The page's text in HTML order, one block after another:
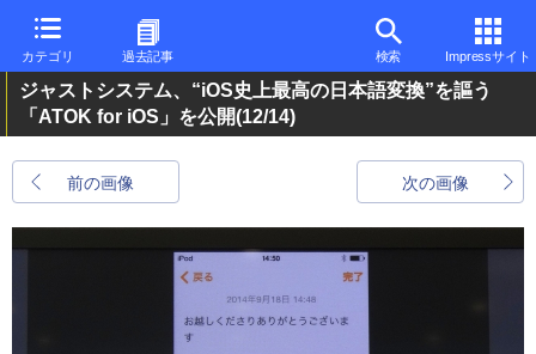
カテゴリ 過去記事 検索 Impressサイト
ジャストシステム、“iOS史上最高の日本語変換”を謳う
「ATOK for iOS」を公開(12/14)
前の画像 次の画像